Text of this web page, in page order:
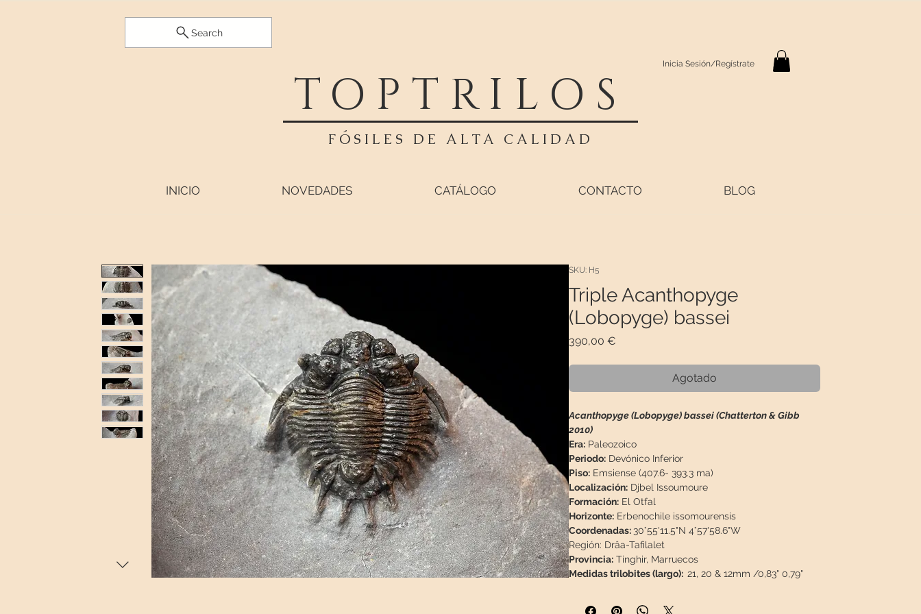
Search
TOPTRILOS
FÓSILES DE ALTA CALIDAD
Inicia Sesión/Regístrate
INICIO NOVEDADES CATÁLOGO CONTACTO BLOG
SKU: H5
Triple Acanthopyge
(Lobopyge) bassei
390,00 €Precio
Agotado
Acanthopyge (Lobopyge) bassei (Chatterton & Gibb
2010)
Era:Paleozoico
Periodo:Devónico Inferior
Piso:Emsiense (407.6- 393.3 ma)
Localización:Djbel Issoumoure
Formación:El Otfal
Horizonte:Erbenochile issomourensis
Coordenadas: 30°55'11.5"N 4°57'58.6"W
Región: Drâa-Tafilalet
Provincia:Tinghir, Marruecos
Medidas trilobites (largo): 21, 20 & 12mm /0,83" 0,79"
Medidas matriz:80 x 67 x 62mm / 3,15, x 2,64" x 2,44"